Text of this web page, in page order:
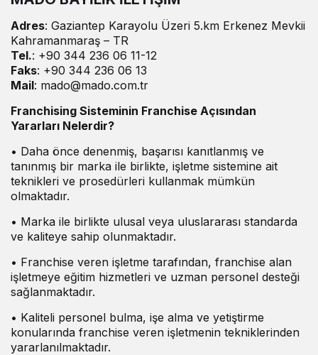
Adres: Gaziantep Karayolu Üzeri 5.km Erkenez Mevkii
Kahramanmaraş – TR
Tel.: +90 344 236 06 11-12
Faks: +90 344 236 06 13
Mail: mado@mado.com.tr
Franchising Sisteminin Franchise Açısından
Yararları Nelerdir?
• Daha önce denenmiş, başarısı kanıtlanmış ve
tanınmış bir marka ile birlikte, işletme sistemine ait
teknikleri ve prosedürleri kullanmak mümkün
olmaktadır.
• Marka ile birlikte ulusal veya uluslararası standarda
ve kaliteye sahip olunmaktadır.
• Franchise veren işletme tarafından, franchise alan
işletmeye eğitim hizmetleri ve uzman personel desteği
sağlanmaktadır.
• Kaliteli personel bulma, işe alma ve yetiştirme
konularında franchise veren işletmenin tekniklerinden
yararlanılmaktadır.